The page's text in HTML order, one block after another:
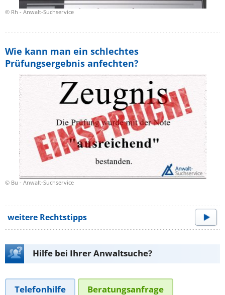
© Rh - Anwalt-Suchservice
© Bu - Anwalt-Suchservice
Wie kann man ein schlechtes
Prüfungsergebnis anfechten?
weitere Rechtstipps
Hilfe bei Ihrer Anwaltsuche?
Telefonhilfe Beratungsanfrage